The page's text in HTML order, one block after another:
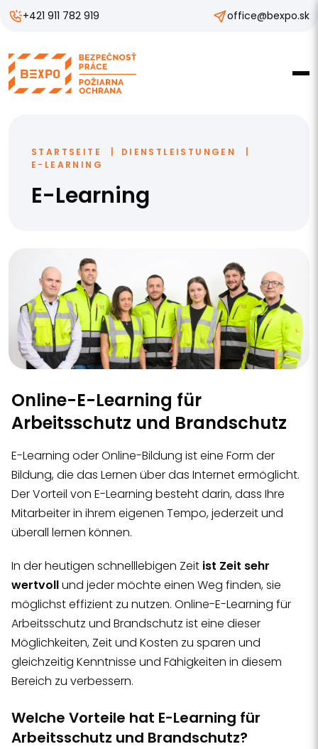
+421 911 782 919 office@bexpo.sk
STARTSEITE
DIENSTLEISTUNGEN
E-LEARNING
E-Learning
Online-E-Learning für
Arbeitsschutz und Brandschutz
E-Learning oder Online-Bildung ist eine Form der
Bildung, die das Lernen über das Internet ermöglicht.
Der Vorteil von E-Learning besteht darin, dass Ihre
Mitarbeiter in ihrem eigenen Tempo, jederzeit und
überall lernen können.
In der heutigen schnelllebigen Zeit ist Zeit sehr
wertvollund jeder möchte einen Weg finden, sie
möglichst effizient zu nutzen. Online-E-Learning für
Arbeitsschutz und Brandschutz ist eine dieser
Möglichkeiten, Zeit und Kosten zu sparen und
gleichzeitig Kenntnisse und Fähigkeiten in diesem
Bereich zu verbessern.
Welche Vorteile hat E-Learning für
Arbeitsschutz und Brandschutz?